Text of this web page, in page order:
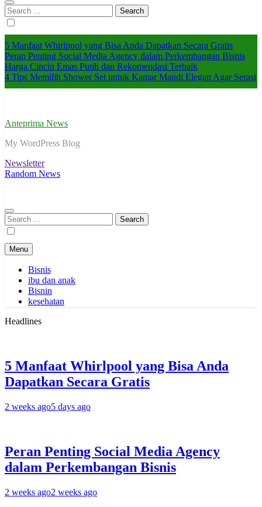
Search
for:
5 Manfaat Whirlpool yang Bisa Anda Dapatkan Secara Gratis
Peran Penting Social Media Agency dalam Perkembangan Bisnis
Harga Cincin Emas Putih dan Rekomendasi Terbaik
4 Tips Memilih Shower Set untuk Kamar Mandi Elegan Agar Serasi
Anteprima News
My WordPress Blog
Newsletter
Random News
Search
for:
Menu
Bisnis
ibu dan anak
Bisnin
kesehatan
Headlines
5 Manfaat Whirlpool yang Bisa Anda
Dapatkan Secara Gratis
2 weeks ago5 days ago
Peran Penting Social Media Agency
dalam Perkembangan Bisnis
2 weeks ago2 weeks ago